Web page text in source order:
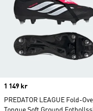
Price
1 149 kr
PREDATOR LEAGUE Fold-